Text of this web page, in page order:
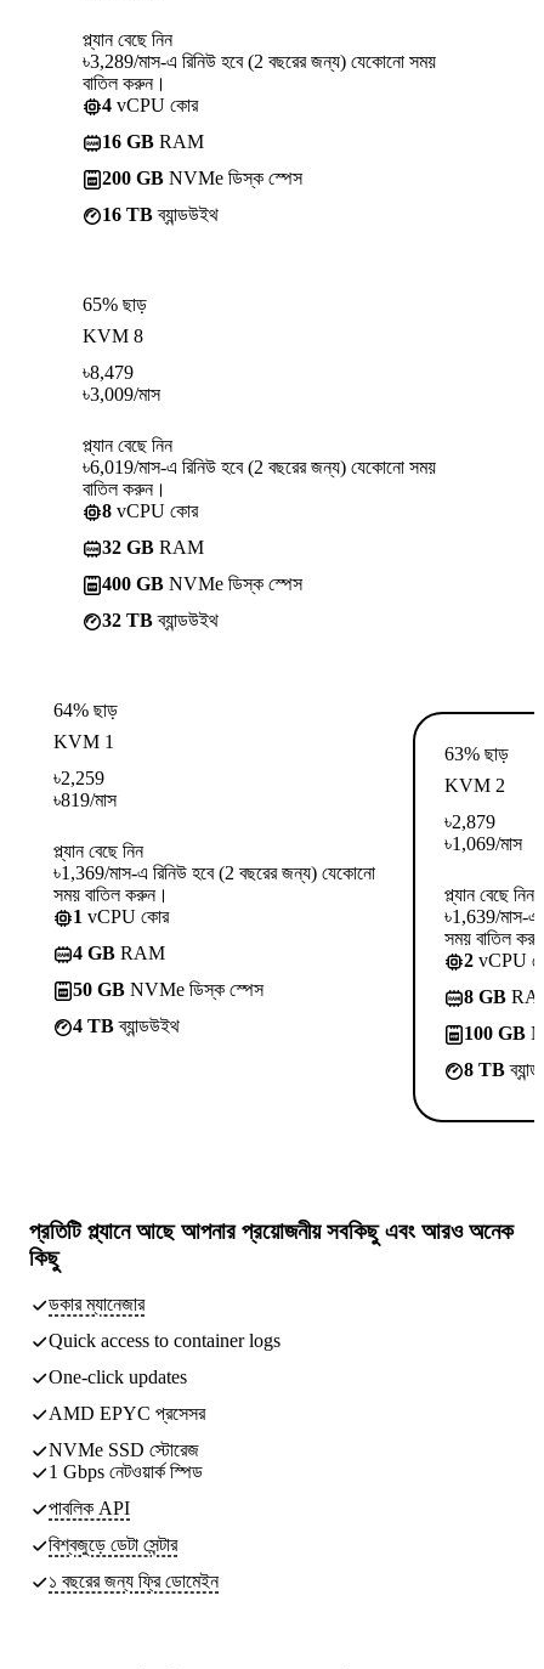
প্ল্যান বেছে নিন
৳3,289/মাস-এ রিনিউ হবে (2 বছরের জন্য) যেকোনো সময়
বাতিল করুন।
4 vCPU কোর
16 GB RAM
200 GB NVMe ডিস্ক স্পেস
16 TBব্যান্ডউইথ
65% ছাড়
KVM 8
৳8,479
৳3,009/মাস
প্ল্যান বেছে নিন
৳6,019/মাস-এ রিনিউ হবে (2 বছরের জন্য) যেকোনো সময়
বাতিল করুন।
8 vCPU কোর
32 GB RAM
400 GB NVMe ডিস্ক স্পেস
32 TBব্যান্ডউইথ
64% ছাড়
KVM 1
৳2,259
৳819/মাস
প্ল্যান বেছে নিন
৳1,369/মাস-এ রিনিউ হবে (2 বছরের জন্য) যেকোনো
সময় বাতিল করুন।
1 vCPU কোর
4 GB RAM
50 GB NVMe ডিস্ক স্পেস
4 TBব্যান্ডউইথ
63% ছাড়
KVM 2
৳2,879
৳1,069/মাস
প্ল্যান বেছে নিন
৳1,639/মাস-এ
সময় বাতিল
2 vCPU
8 GB
100 GB
8 TB
প্রতিটি প্ল্যানে আছেআপনার প্রয়োজনীয় সবকিছুএবং আরও অনেক
কিছু
ডকার ম্যানেজার
Quick access to container logs
One-click updates
AMD EPYC প্রসেসর
NVMe SSD স্টোরেজ
1 Gbps নেটওয়ার্ক স্পিড
পাবলিক API
বিশ্বজুড়ে ডেটা সেন্টার
১ বছরের জন্য ফ্রি ডোমেইন